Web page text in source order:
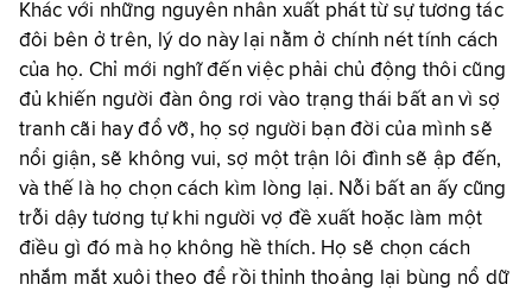
Khác với những nguyên nhân xuất phát từ sự tương tác
đôi bên ở trên, lý do này lại nằm ở chính nét tính cách
của họ. Chỉ mới nghĩ đến việc phải chủ động thôi cũng
đủ khiến người đàn ông rơi vào trạng thái bất an vì sợ
tranh cãi hay đổ vỡ, họ sợ người bạn đời của mình sẽ
nổi giận, sẽ không vui, sợ một trận lôi đình sẽ ập đến,
và thế là họ chọn cách kìm lòng lại. Nỗi bất an ấy cũng
trỗi dậy tương tự khi người vợ đề xuất hoặc làm một
điều gì đó mà họ không hề thích. Họ sẽ chọn cách
nhắm mắt xuôi theo để rồi thỉnh thoảng lại bùng nổ dữ